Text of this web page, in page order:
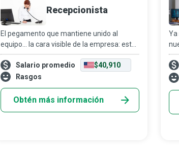
Recepcionista
El pegamento que mantiene unido al
equipo… la cara visible de la empresa: estas
son solo dos formas en que empleadores y
colegas con inteligencia emocional
describen a la persona recepcionista, quien
Salario promedio
$40,910
Rasgos
Obtén más información
Ya
un